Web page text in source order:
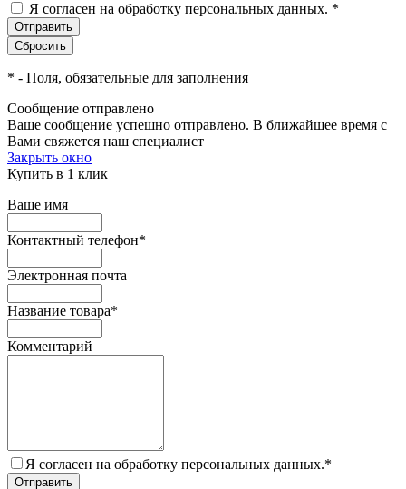
Я согласен на обработку персональных данных. *
* - Поля, обязательные для заполнения
Сообщение отправлено
Ваше сообщение успешно отправлено. В ближайшее время с
Вами свяжется наш специалист
Закрыть окно
Купить в 1 клик
Ваше имя
Контактный телефон*
Электронная почта
Название товара*
Комментарий
Я согласен на обработку персональных данных.*